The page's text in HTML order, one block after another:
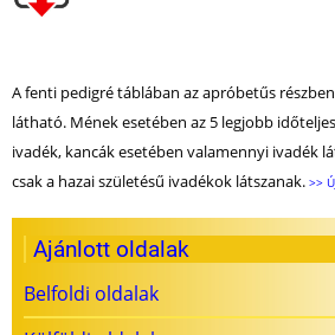
A fenti pedigré táblában az apróbetűs
látható. Mének esetében az 5 legjobb
ivadék, kancák esetében valamennyi ivadék
csak a hazai születésű ivadékok látszanak. >>
Ajánlott oldalak
Belfoldi oldalak